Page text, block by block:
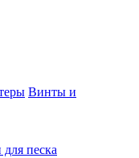
Винты и
песка